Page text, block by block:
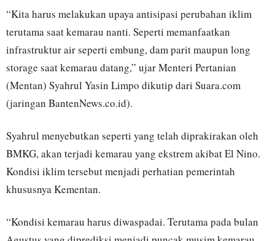
“Kita harus melakukan upaya antisipasi perubahan iklim
terutama saat kemarau nanti. Seperti memanfaatkan
infrastruktur air seperti embung, dam parit maupun long
storage saat kemarau datang,” ujar Menteri Pertanian
(Mentan) Syahrul Yasin Limpo dikutip dari Suara.com
(jaringan BantenNews.co.id).
Syahrul menyebutkan seperti yang telah diprakirakan oleh
BMKG, akan terjadi kemarau yang ekstrem akibat El Nino.
Kondisi iklim tersebut menjadi perhatian pemerintah
khususnya Kementan.
“Kondisi kemarau harus diwaspadai. Terutama pada bulan